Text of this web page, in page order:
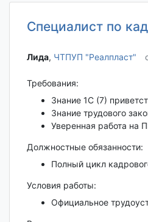
Специалист по
Лида‎, ЧТПУП "Реалпласт"
Требования:
Знание 1С (7)
Знание трудового
Уверенная работа на
Должностные обязанности:
Полный цикл
Условия работы:
Официальное